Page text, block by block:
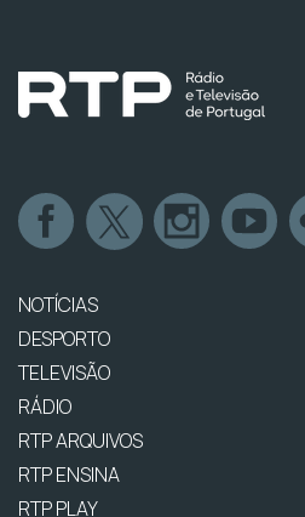
NOTÍCIAS
DESPORTO
TELEVISÃO
RÁDIO
RTP ARQUIVOS
RTP ENSINA
RTP PLAY